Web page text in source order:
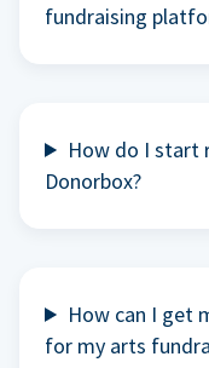
fundraising
How do I start
Donorbox?
How can I get
for my arts